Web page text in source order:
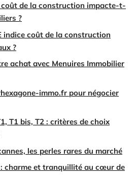
coût de la construction impacte-t-
?
indice coût de la construction
?
achat avec Menuires Immobilier
immo.fr pour négocier
T1 bis, T2 : critères de choix
les perles rares du marché
charme et tranquillité au cœur de